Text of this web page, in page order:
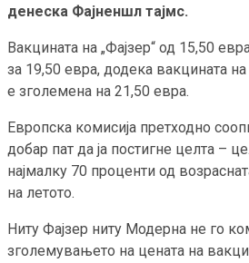
денеска Фајненшл тајмс.
Вакцината на „Фајзер“ од 15,50
за 19,50 евра, додека вакцината
е зголемена на 21,50 евра.
Европска комисија претходно
добар пат да ја постигне целта –
најмалку 70 проценти од
на летото.
Ниту Фајзер ниту Модерна не го
зголемувањето на цената на